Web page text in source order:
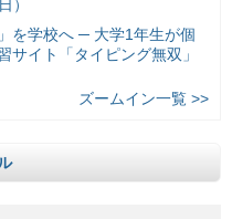
）
を学校へ ─ 大学1年生が個
サイト「タイピング無双」
ズームイン一覧 >>